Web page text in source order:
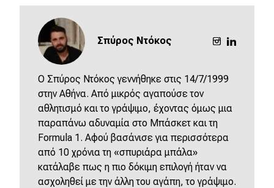
Σπύρος Ντόκος
O Σπύρος Ντόκος γεννήθηκε στις 14/7/1999
στην Αθήνα. Από μικρός αγαπούσε τον
αθλητισμό και το γράψιμο, έχοντας όμως μια
παραπάνω αδυναμία στο Μπάσκετ και τη
Formula 1. Αφού βασάνισε για περισσότερα
από 10 χρόνια τη «σπυριάρα μπάλα»
κατάλαβε πως η πιο δόκιμη επιλογή ήταν να
ασχοληθεί με την άλλη του αγάπη, το γράψιμο.